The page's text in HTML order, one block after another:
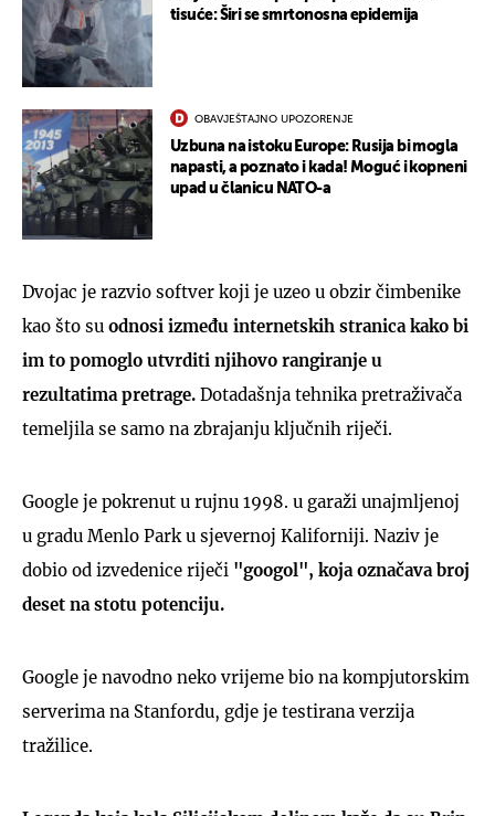
tisuće: Širi se smrtonosna epidemija
OBAVJEŠTAJNO UPOZORENJE
Uzbuna na istoku Europe: Rusija bi mogla
napasti, a poznato i kada! Moguć i kopneni
upad u članicu NATO-a
Dvojac je razvio softver koji je uzeo u obzir čimbenike
kao što su odnosi između internetskih stranica kako bi
im to pomoglo utvrditi njihovo rangiranje u
rezultatima pretrage. Dotadašnja tehnika pretraživača
temeljila se samo na zbrajanju ključnih riječi.
Google je pokrenut u rujnu 1998. u garaži unajmljenoj
u gradu Menlo Park u sjevernoj Kaliforniji. Naziv je
dobio od izvedenice riječi "googol", koja označava broj
deset na stotu potenciju.
Google je navodno neko vrijeme bio na kompjutorskim
serverima na Stanfordu, gdje je testirana verzija
tražilice.